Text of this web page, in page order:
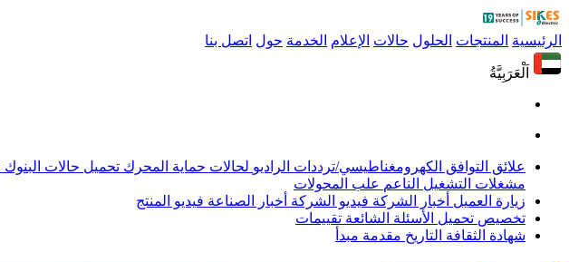
الرئيسية المنتجات الحلول حالات الإعلام الخدمة حول اتصل بنا
اَلْعَرَبِيَّةُ
علائق التوافق الكهرومغناطيسي/ترددات الراديو لحالات حماية المحرك تحميل حالات البنوك
مشغلات التشغيل الناعم علب المحولات
زيارة العميل أخبار الشركة فيديو الشركة أخبار الصناعة فيديو المنتج
تخصيص تحميل الأسئلة الشائعة تقييمات
شهادة الثقافة التاريخ مقدمة مبدأ